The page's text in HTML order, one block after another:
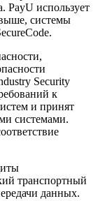
PayU использует
системы
Security
к
и принят
системами.
транспортный
данных.